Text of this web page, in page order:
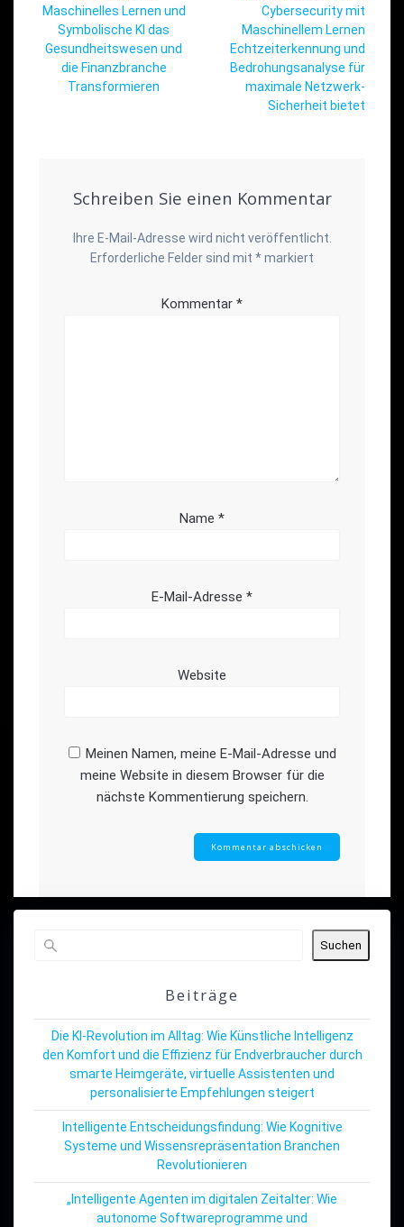
Maschinelles Lernen und
Symbolische KI das
Gesundheitswesen und
die Finanzbranche
Transformieren
Cybersecurity mit
Maschinellem Lernen
Echtzeiterkennung und
Bedrohungsanalyse für
maximale Netzwerk-
Sicherheit bietet
Schreiben Sie einen Kommentar
Ihre E-Mail-Adresse wird nicht veröffentlicht.
Erforderliche Felder sind mit *markiert
Kommentar *
Name *
E-Mail-Adresse *
Website
Meinen Namen, meine E-Mail-Adresse und
meine Website in diesem Browser für die
nächste Kommentierung speichern.
Suchen
Beiträge
Die KI-Revolution im Alltag: Wie Künstliche Intelligenz
den Komfort und die Effizienz für Endverbraucher durch
smarte Heimgeräte, virtuelle Assistenten und
personalisierte Empfehlungen steigert
Intelligente Entscheidungsfindung: Wie Kognitive
Systeme und Wissensrepräsentation Branchen
Revolutionieren
„Intelligente Agenten im digitalen Zeitalter: Wie
autonome Softwareprogramme und